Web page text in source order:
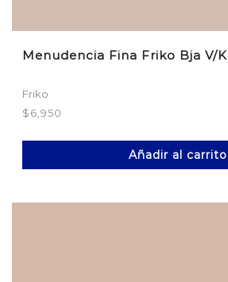
Menudencia Fina Friko Bja V/K
Friko
$6,950
Añadir al carrito